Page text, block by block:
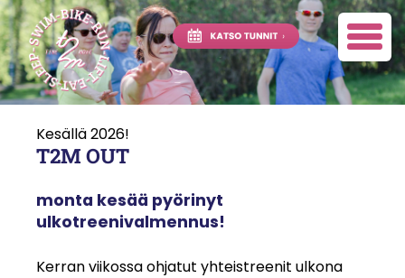
Kesällä 2026!
T2M OUT
monta kesää pyörinyt
ulkotreenivalmennus!
Kerran viikossa ohjatut yhteistreenit ulkona